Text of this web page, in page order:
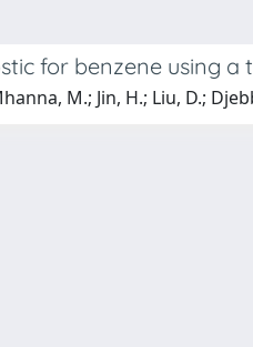
for benzene using
M.; Jin, H.; Liu, D.;